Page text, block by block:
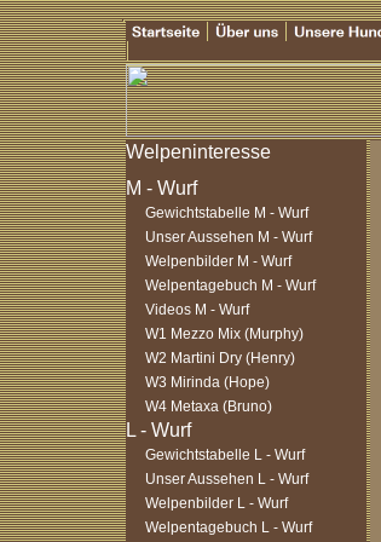
Gewichtstabelle M - Wurf
Unser Aussehen M - Wurf
Welpenbilder M - Wurf
Welpentagebuch M - Wurf
Videos M - Wurf
W1 Mezzo Mix (Murphy)
W2 Martini Dry (Henry)
W3 Mirinda (Hope)
W4 Metaxa (Bruno)
Gewichtstabelle L - Wurf
Unser Aussehen L - Wurf
Welpenbilder L - Wurf
Welpentagebuch L - Wurf